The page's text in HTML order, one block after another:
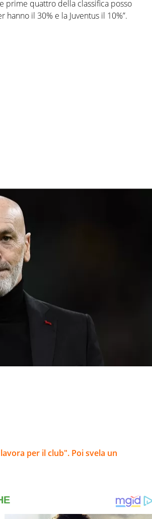
prime quattro della classifica posso
il 30% e la Juventus il 10%”.
per il club". Poi svela un